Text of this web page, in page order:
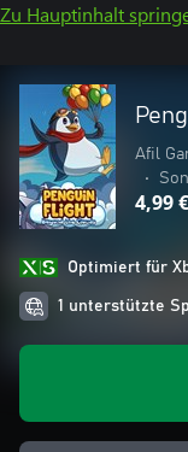
Zu Hauptinhalt
Afil
•
4,99 €
Optimiert für
1 unterstützte